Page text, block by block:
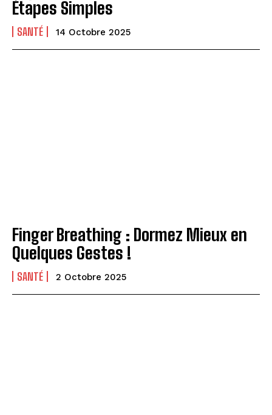
Étapes Simples
SANTÉ 14 Octobre 2025
Finger Breathing : Dormez Mieux en
Quelques Gestes !
SANTÉ 2 Octobre 2025